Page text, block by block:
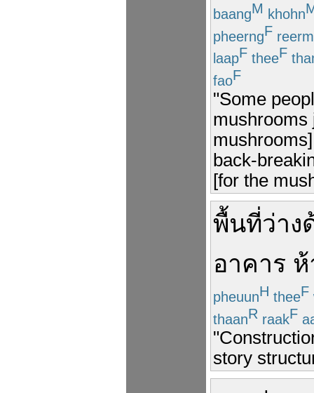
baangM khohn
pheerngF reerm
laapF theeF
faoF
"Some
mushrooms
back-
[for the
พื้นที่ว่าง
อาคาร ห้
pheuunH theeF
thaanR raakF
story